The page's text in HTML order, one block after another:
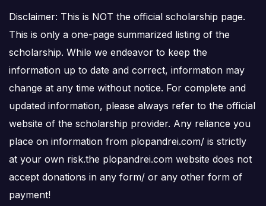
Disclaimer: This is NOT the official scholarship page.
This is only a one-page summarized listing of the
scholarship. While we endeavor to keep the
information up to date and correct, information may
change at any time without notice. For complete and
updated information, please always refer to the official
website of the scholarship provider. Any reliance you
place on information from plopandrei.com/ is strictly
at your own risk.the plopandrei.com website does not
accept donations in any form/ or any other form of
payment!